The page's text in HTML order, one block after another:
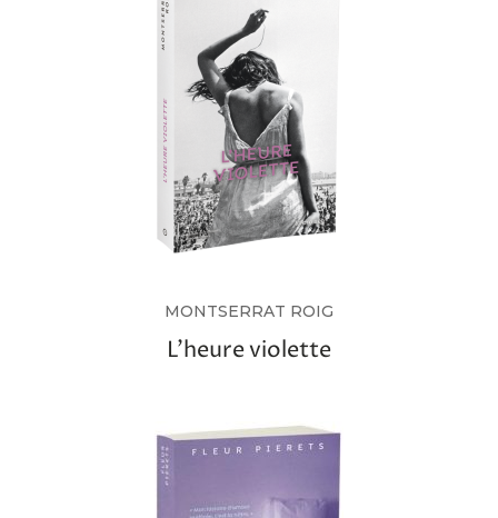
MONTSERRAT ROIG
L’heure violette